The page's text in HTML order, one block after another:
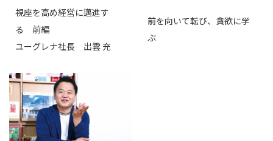
視座を高め経営に邁進す
る 前編
ユーグレナ社長 出雲 充
前を向いて転び、貪欲に学
ぶ